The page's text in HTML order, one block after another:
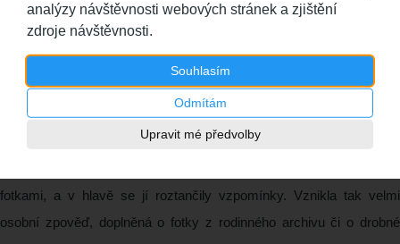
analýzy návštěvnosti webových stránek a zjištění
zdroje návštěvnosti.
Souhlasím
Odmítám
Upravit mé předvolby
kniha
Populární zpěvačka Marta Jandová začala s padesátými
fotkami, a v hlavě se jí roztančily vzpomínky. Vznikla tak velmi
osobní zpověď, doplněná o fotky z rodinného archivu či o drobné